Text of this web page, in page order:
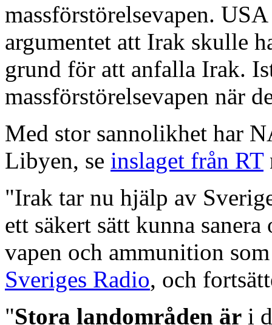
massförstörelsevapen.
argumentet att Irak skulle
grund för att anfalla Irak.
massförstörelsevapen när
Med stor sannolikhet har
Libyen, se inslaget från RT
"Irak tar nu hjälp av
ett säkert sätt kunna
vapen och ammunition
Sveriges Radio, och
"Stora landområden är i